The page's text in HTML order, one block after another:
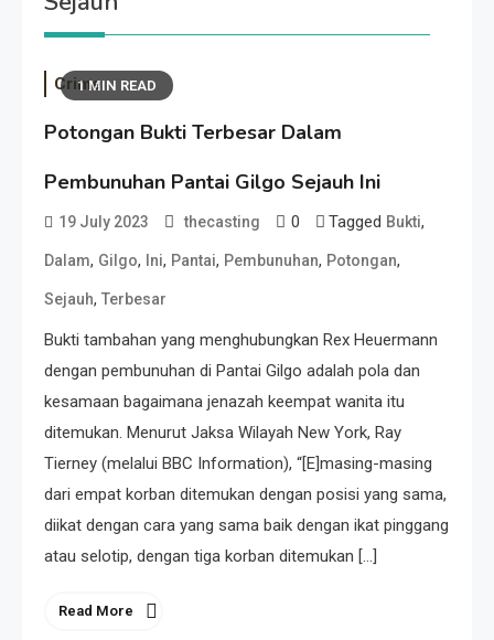
1 MIN READ
Crime
Potongan Bukti Terbesar Dalam
Pembunuhan Pantai Gilgo Sejauh Ini
19 July 2023 thecasting 0 Tagged Bukti,
Dalam, Gilgo, Ini, Pantai, Pembunuhan, Potongan,
Sejauh, Terbesar
Bukti tambahan yang menghubungkan Rex Heuermann
dengan pembunuhan di Pantai Gilgo adalah pola dan
kesamaan bagaimana jenazah keempat wanita itu
ditemukan. Menurut Jaksa Wilayah New York, Ray
Tierney (melalui BBC Information), “[E]masing-masing
dari empat korban ditemukan dengan posisi yang sama,
diikat dengan cara yang sama baik dengan ikat pinggang
atau selotip, dengan tiga korban ditemukan […]
Read More